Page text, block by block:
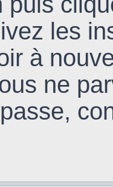
les
à
ne